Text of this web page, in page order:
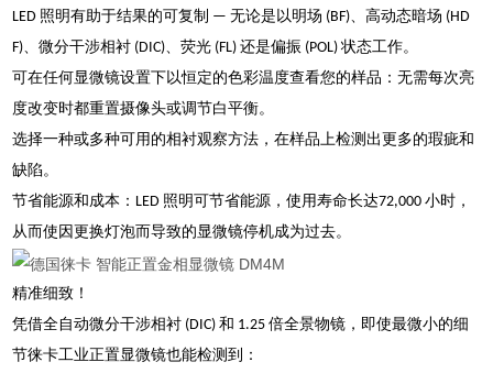
LED 照明有助于结果的可复制 — 无论是以明场 (BF)、高动态暗场 (HD
F)、微分干涉相衬 (DIC)、荧光 (FL) 还是偏振 (POL) 状态工作。
可在任何显微镜设置下以恒定的色彩温度查看您的样品：无需每次亮
度改变时都重置摄像头或调节白平衡。
选择一种或多种可用的相衬观察方法，在样品上检测出更多的瑕疵和
缺陷。
节省能源和成本：LED 照明可节省能源，使用寿命长达72,000 小时，
从而使因更换灯泡而导致的显微镜停机成为过去。
精准细致！
凭借全自动微分干涉相衬 (DIC) 和 1.25 倍全景物镜，即使最微小的细
节徕卡工业正置显微镜也能检测到：